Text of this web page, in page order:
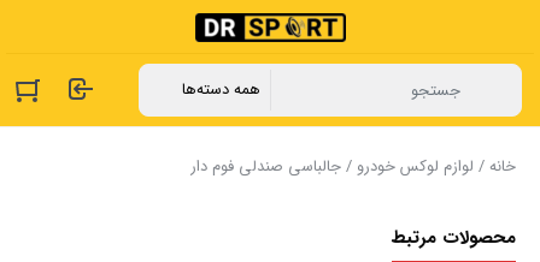
خانه/ لوازم لوکس خودرو / جالباسی صندلی فوم دار
محصولات مرتبط